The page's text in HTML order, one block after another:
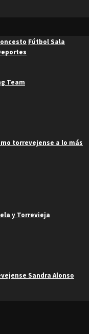
Fútbol Sala
Team
torrevejense a lo más
y Torrevieja
Sandra Alonso